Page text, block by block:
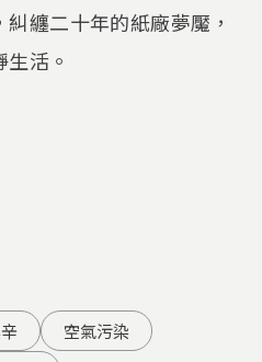
纏二十年的紙廠夢魘，
活。
空氣污染